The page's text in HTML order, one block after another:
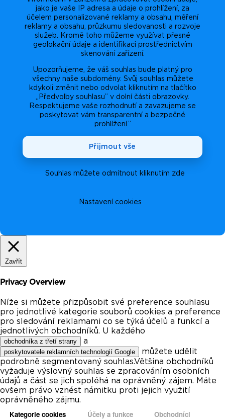
jako je vaše IP adresa a údaje o prohlížení, za
účelem personalizované reklamy a obsahu, měření
reklamy a obsahu, průzkumu sledovanosti a rozvoje
služeb. Kromě toho můžeme využívat přesné
geolokační údaje a identifikaci prostřednictvím
skenování zařízení.
Upozorňujeme, že váš souhlas bude platný pro
všechny naše subdomény. Svůj souhlas můžete
kdykoli změnit nebo odvolat kliknutím na tlačítko
„Předvolby souhlasu” v dolní části obrazovky.
Respektujeme vaše rozhodnutí a zavazujeme se
poskytovat vám transparentní a bezpečné
prohlížení.”
Nastavení cookies
Souhlas můžete odmítnout kliknutím zde
Přijmout vše
Zavřít
Privacy Overview
Níže si můžete přizpůsobit své preference souhlasu
pro jednotlivé kategorie souborů cookies a preference
pro sledování reklamami co se týká účelů a funkcí a
jednotlivých obchodníků. U každého
obchodníka z třetí strany a
poskytovatele reklamních technologií Google
můžete udělit
podrobně segmentovaný souhlas.Většina obchodníků
vyžaduje výslovný souhlas se zpracováním osobních
údajů a část se jich spoléhá na oprávněný zájem. Máte
ovšem právo vznést námitku proti jejich využití
oprávněného zájmu.
Kategorie cookies Účely a funkce Obchodníci